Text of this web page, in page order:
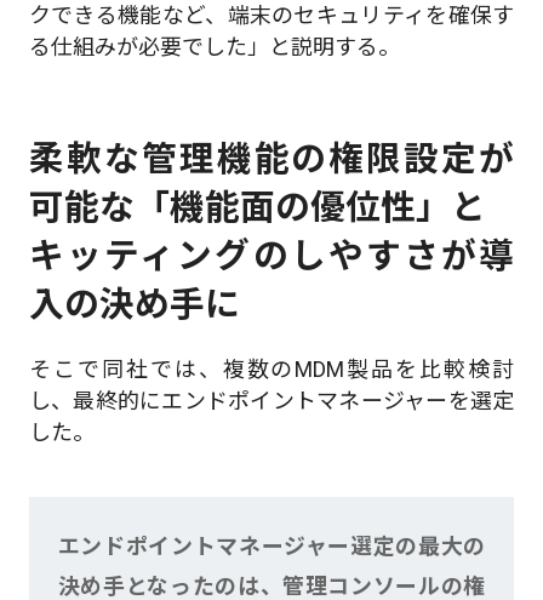
クできる機能など、端末のセキュリティを確保す
る仕組みが必要でした」と説明する。
柔軟な管理機能の権限設定が
可能な「機能面の優位性」と
キッティングのしやすさが導
入の決め手に
そこで同社では、複数のMDM製品を比較検討
し、最終的にエンドポイントマネージャーを選定
した。
エンドポイントマネージャー選定の最大の
決め手となったのは、管理コンソールの権